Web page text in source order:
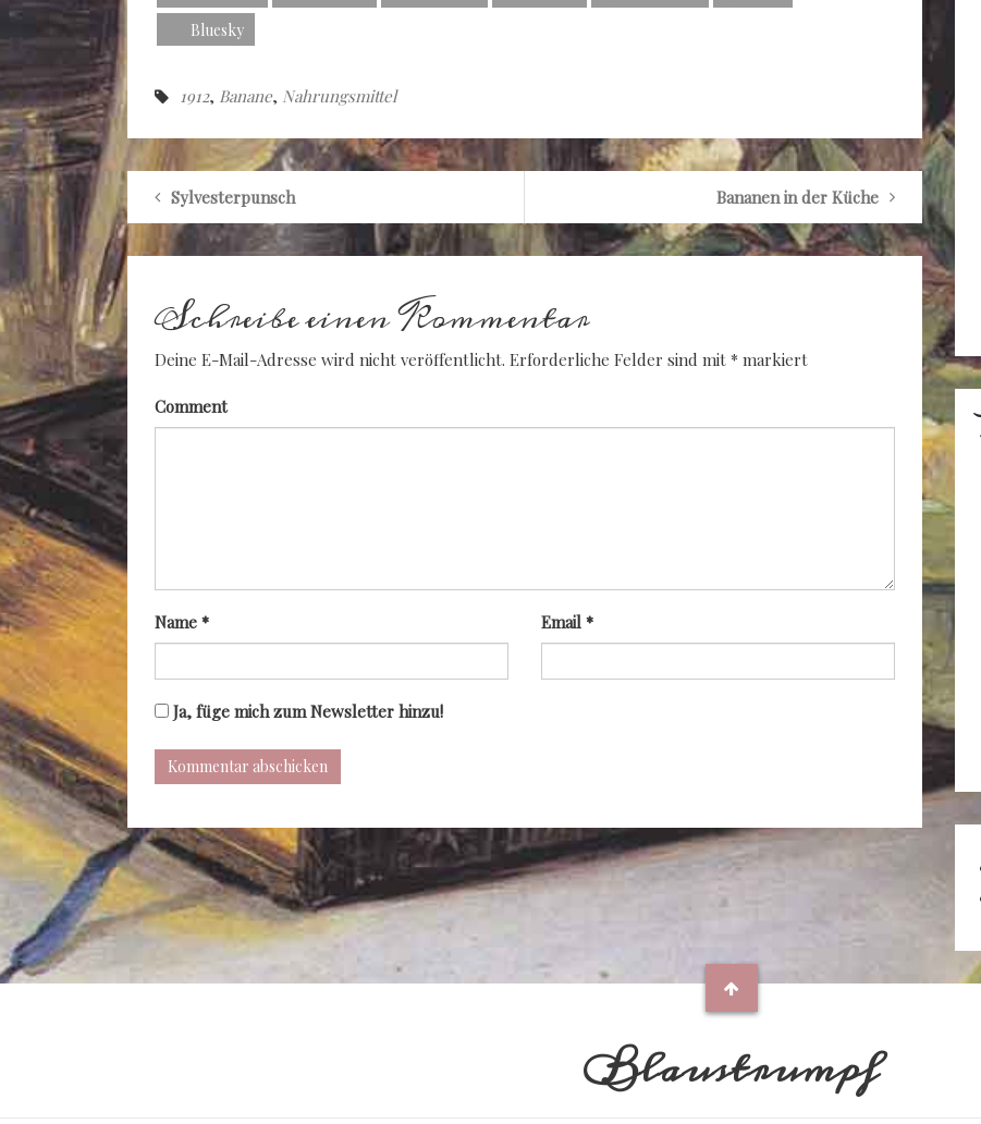
Bluesky
1912, Banane, Nahrungsmittel
Sylvesterpunsch Bananen in der Küche
Schreibe einen Kommentar
Deine E-Mail-Adresse wird nicht veröffentlicht. Erforderliche Felder sind mit * markiert
Comment
Name * Email *
Ja, füge mich zum Newsletter hinzu!
Blaustrumpf